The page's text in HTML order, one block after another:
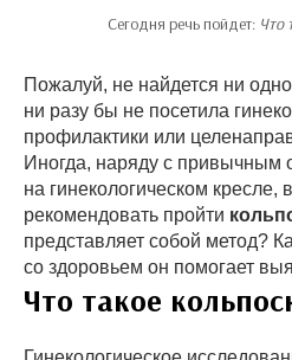
Сегодня речь пойдет: Что
Пожалуй, не найдется ни
ни разу бы не посетила
профилактики или
Иногда, наряду с привычным
на гинекологическом кресле,
рекомендовать пройти
представляет собой метод?
со здоровьем он помогает
Что такое